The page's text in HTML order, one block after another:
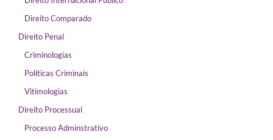
Direito Comparado
Direito Penal
Criminologias
Políticas Criminais
Vitimologias
Direito Processual
Processo Adminstrativo